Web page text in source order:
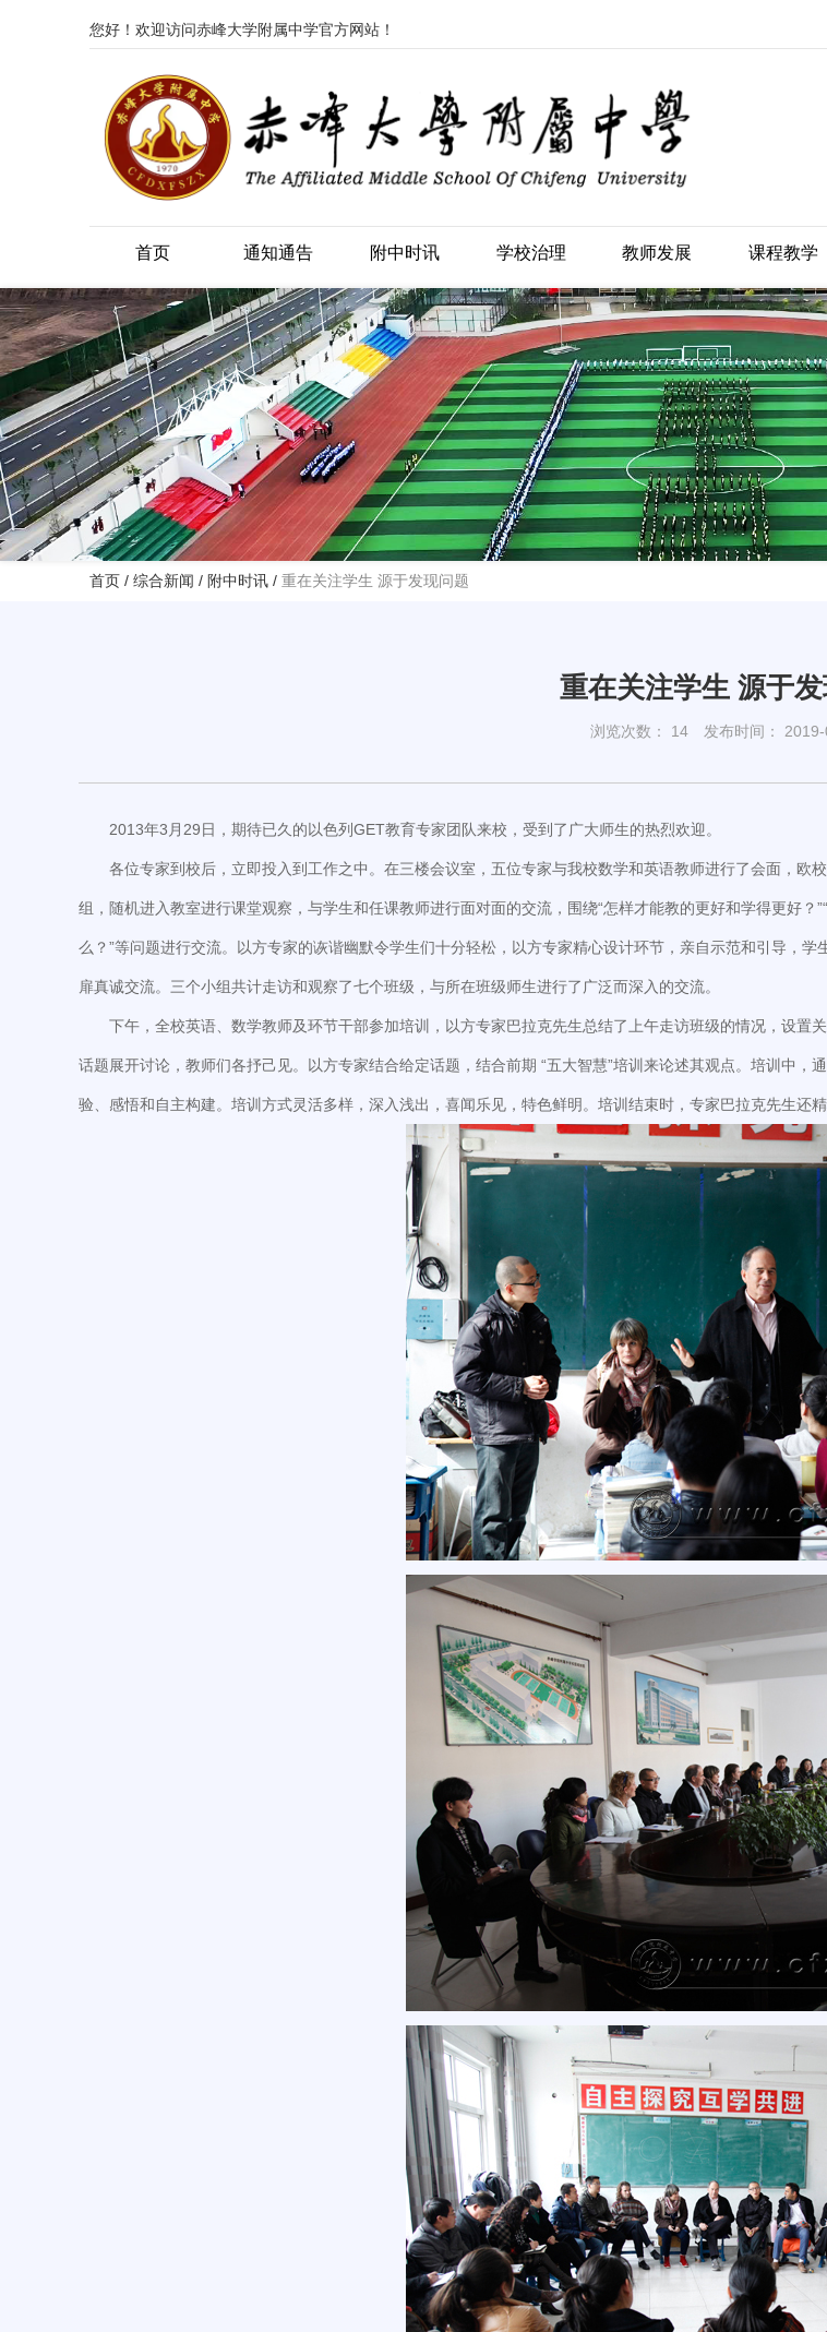
您好！欢迎访问赤峰大学附属中学官方网站！
首页 通知通告 附中时讯 学校治理 教师发展 课程教学
首页 / 综合新闻 / 附中时讯 / 重在关注学生 源于发现问题
重在关注学生 源于
浏览次数： 14 发布时间：
2013年3月29日，期待已久的以色列GET教育专家团队来校，受到了广大师生的热烈欢迎。
各位专家到校后，立即投入到工作之中。在三楼会议室，五位专家与我校数学和英语教师进行了会面，
组，随机进入教室进行课堂观察，与学生和任课教师进行面对面的交流，围绕“怎样才能教的更好和学得更好？
么？”等问题进行交流。以方专家的诙谐幽默令学生们十分轻松，以方专家精心设计环节，亲自示范和引导，
扉真诚交流。三个小组共计走访和观察了七个班级，与所在班级师生进行了广泛而深入的交流。
下午，全校英语、数学教师及环节干部参加培训，以方专家巴拉克先生总结了上午走访班级的情况，设置
话题展开讨论，教师们各抒己见。以方专家结合给定话题，结合前期 “五大智慧”培训来论述其观点。培训中
验、感悟和自主构建。培训方式灵活多样，深入浅出，喜闻乐见，特色鲜明。培训结束时，专家巴拉克先生还